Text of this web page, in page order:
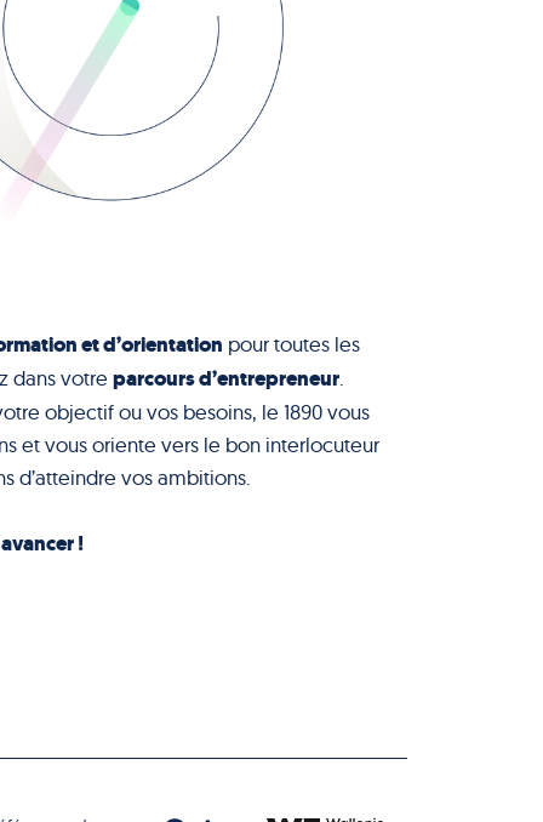
et d’orientation pour toutes les
dans votre parcours d’entrepreneur
objectif ou vos besoins, le 1890 vous
et vous oriente vers le bon interlocuteur
d’atteindre vos ambitions.
!